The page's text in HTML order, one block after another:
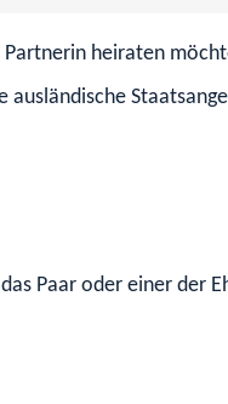
heiraten
Paar oder einer der